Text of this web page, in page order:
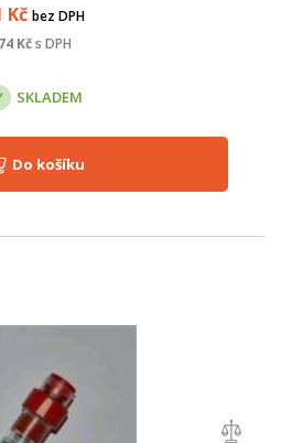
Kč bez DPH
74Kč s DPH
SKLADEM
Do košíku